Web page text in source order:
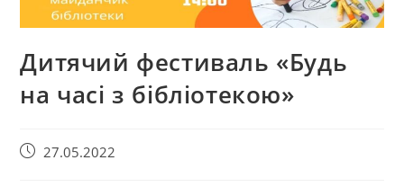
Дитячий фестиваль «Будь
на часі з бібліотекою»
27.05.2022